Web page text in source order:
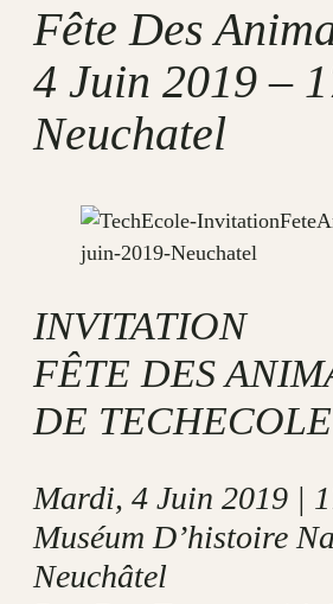
Fête Des
4 Juin 2019 –
Neuchatel
INVITATION
FÊTE DES
DE TECHECOLE
Mardi, 4 Juin 2019 |
Muséum D’histoire
Neuchâtel